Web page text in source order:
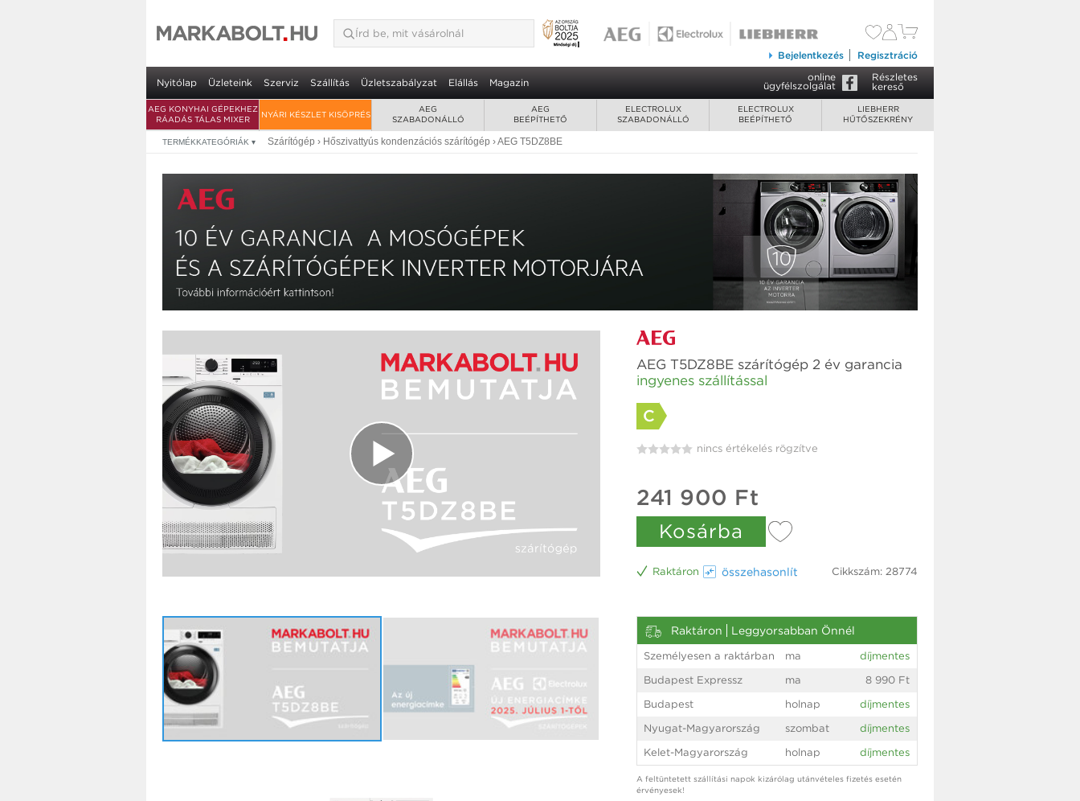
Bejelentkezés Regisztráció
Nyitólap Üzleteink Szerviz Szállítás Üzletszabályzat Elállás Magazin online
ügyfélszolgálat
Részletes
kereső
AEG KONYHAI GÉPEKHEZ
RÁADÁS TÁLAS MIXER
NYÁRI KÉSZLET KISÖPRÉS
AEG
SZABADONÁLLÓ
AEG
BEÉPÍTHETŐ
ELECTROLUX
SZABADONÁLLÓ
ELECTROLUX
BEÉPÍTHETŐ
LIEBHERR
HŰTŐSZEKRÉNY
TERMÉKKATEGÓRIÁK ▾ Szárítógép › Hőszivattyús kondenzációs szárítógép ›AEG T5DZ8BE
AEG T5DZ8BE szárítógép 2 év garancia
ingyenes szállítással
C
nincs értékelés rögzítve
241 900 Ft
Kosárba
Raktáron össze­hasonlít Cikkszám: 28774
Raktáron Leggyorsabban Önnél
Személyesen a raktárban ma
díjmentes
Budapest Expressz
ma
8 990 Ft
Budapest
holnap
díjmentes
Nyugat-Magyarország
szombat
díjmentes
Kelet-Magyarország
holnap díjmentes
A feltüntetett szállítási napok kizárólag utánvételes fizetés esetén
érvényesek!
szállítással
• 8 kg töltet • C energiaosztály • hőszivattyús szárítási technológia
241 900 Ft Kosárba tesz